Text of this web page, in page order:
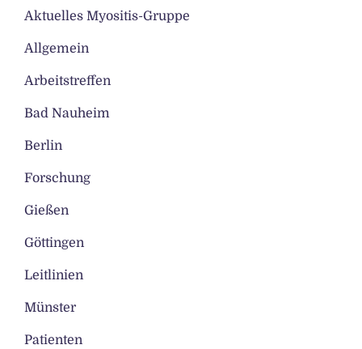
Aktuelles Myositis-Gruppe
Allgemein
Arbeitstreffen
Bad Nauheim
Berlin
Forschung
Gießen
Göttingen
Leitlinien
Münster
Patienten